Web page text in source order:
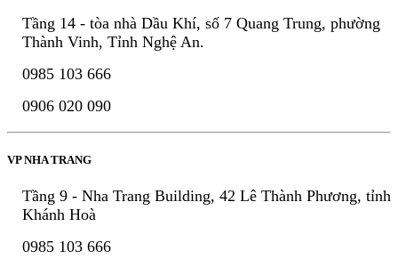
Tầng 14 - tòa nhà Dầu Khí, số 7 Quang Trung, phường
Thành Vinh, Tỉnh Nghệ An.
0985 103 666
0906 020 090
VP NHA TRANG
Tầng 9 - Nha Trang Building, 42 Lê Thành Phương, tỉnh
Khánh Hoà
0985 103 666